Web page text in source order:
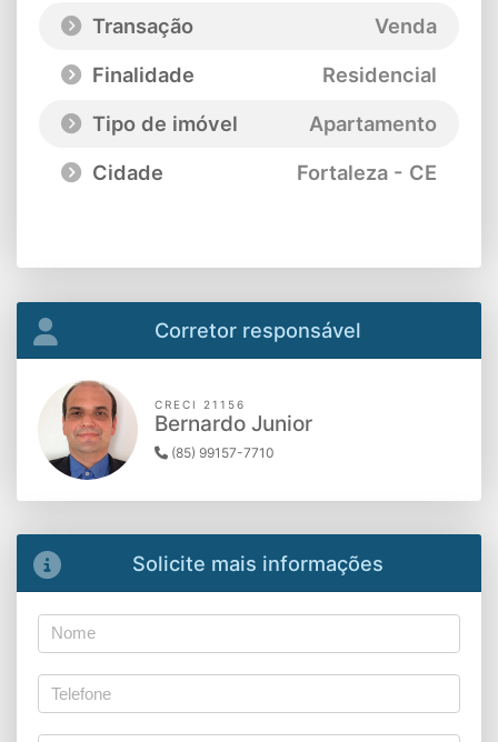
Transação
Venda
Finalidade
Residencial
Tipo de imóvel
Apartamento
Cidade
Fortaleza - CE
Corretor responsável
CRECI 21156
Bernardo Junior
(85) 99157-7710
Solicite mais informações